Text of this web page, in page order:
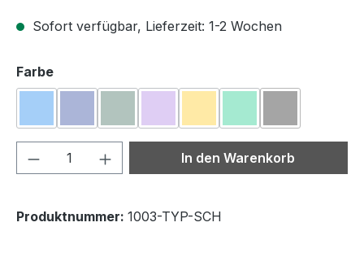
Sofort verfügbar, Lieferzeit: 1-2 Wochen
Farbeauswählen
Produkt Anzahl: Gib denIn den Warenkorb
Produktnummer: 1003-TYP-SCH